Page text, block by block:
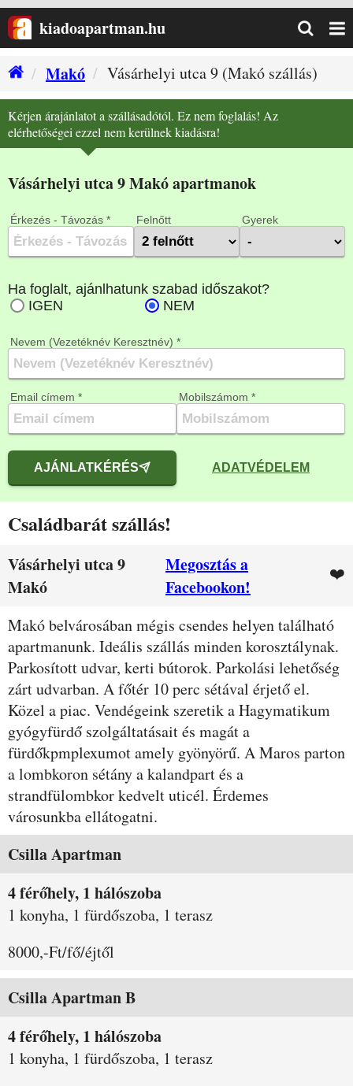
kiadoapartman.hu
Makó
Vásárhelyi utca 9 (Makó szállás)
Kérjen árajánlatot a szállásadótól. Ez nem foglalás! Az
elérhetőségei ezzel nem kerülnek kiadásra!
Vásárhelyi utca 9 Makó apartmanok
Érkezés - Távozás * Felnőtt Gyerek
Nevem (Vezetéknév Keresztnév) *
Email címem * Mobilszámom *
AJÁNLATKÉRÉS ADATVÉDELEM
Családbarát szállás!
Vásárhelyi utca 9
Makó
Megosztás a
Facebookon!
❤️
Leírás
Makó belvárosában mégis csendes helyen található
apartmanunk. Ideális szállás minden korosztálynak.
Parkosított udvar, kerti bútorok. Parkolási lehetőség
zárt udvarban. A főtér 10 perc sétával érjető el.
Közel a piac. Vendégeink szeretik a Hagymatikum
gyógyfürdő szolgáltatásait és magát a
fürdőkpmplexumot amely gyönyörű. A Maros parton
a lombkoron sétány a kalandpart és a
strandfülombkor kedvelt uticél. Érdemes
városunkba ellátogatni.
Szobák és árak
Csilla Apartman
4 férőhely, 1 hálószoba
1 konyha, 1 fürdőszoba, 1 terasz
8000,-Ft/fő/éjtől
Csilla Apartman B
4 férőhely, 1 hálószoba
1 konyha, 1 fürdőszoba, 1 terasz